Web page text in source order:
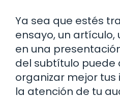
Ya sea que estés
ensayo, un artículo,
en una
del subtítulo puede
organizar mejor
la atención de tu